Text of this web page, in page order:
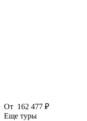
От 162 477 ₽
Еще туры